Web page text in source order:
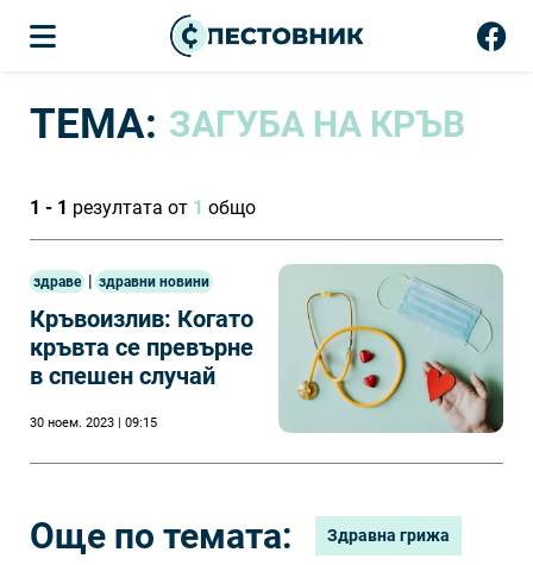
ТЕМА: ЗАГУБА НА КРЪВ
1 - 1 резултата от 1 общо
здраве | здравни новини
Кръвоизлив: Когато
кръвта се превърне
в спешен случай
30 ноем. 2023 | 09:15
Още по темата: Здравна грижа